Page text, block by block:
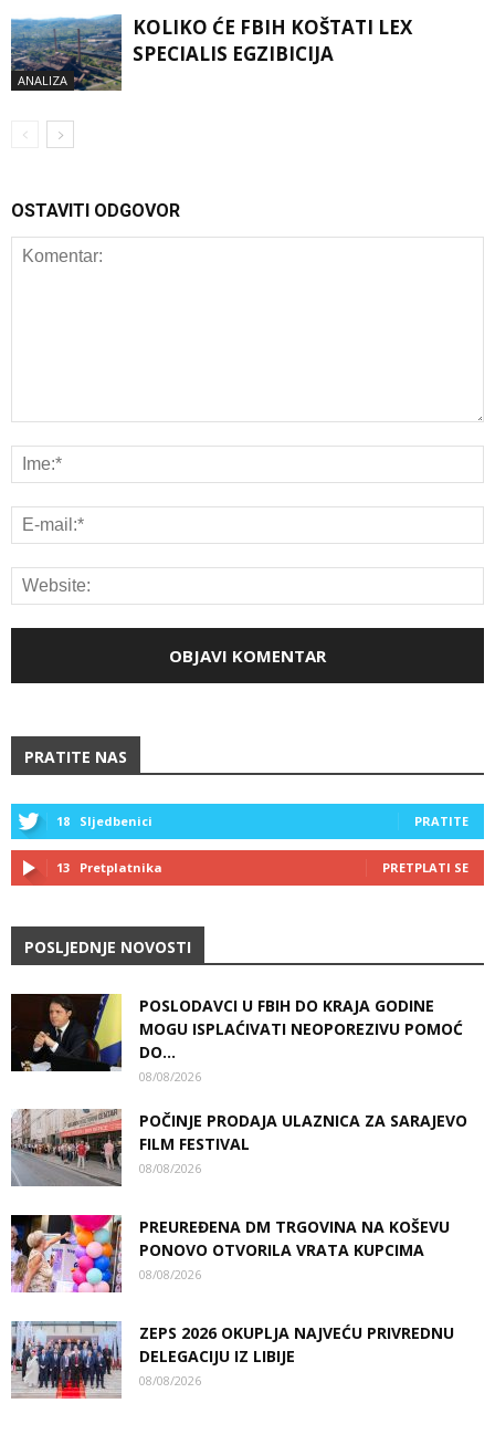
ANALIZA
KOLIKO ĆE FBIH KOŠTATI LEX
SPECIALIS EGZIBICIJA
OSTAVITI ODGOVOR
PRATITE NAS
18 Sljedbenici PRATITE
13 Pretplatnika PRETPLATI SE
POSLJEDNJE NOVOSTI
POSLODAVCI U FBIH DO KRAJA GODINE
MOGU ISPLAĆIVATI NEOPOREZIVU POMOĆ
DO...
08/08/2026
POČINJE PRODAJA ULAZNICA ZA SARAJEVO
FILM FESTIVAL
08/08/2026
PREUREĐENA DM TRGOVINA NA KOŠEVU
PONOVO OTVORILA VRATA KUPCIMA
08/08/2026
ZEPS 2026 OKUPLJA NAJVEĆU PRIVREDNU
DELEGACIJU IZ LIBIJE
08/08/2026